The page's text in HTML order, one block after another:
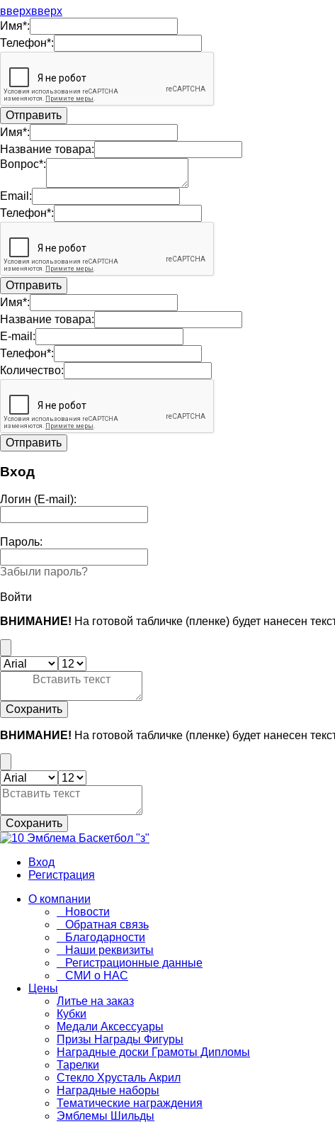
вверхвверх
Имя*:
Телефон*:
Имя*:
Название товара:
Вопрос*:
Email:
Телефон*:
Имя*:
Название товара:
E-mail:
Телефон*:
Количество:
Вход
Логин (E-mail):
Пароль:
Забыли пароль?
Войти
ВНИМАНИЕ! На готовой табличке (пленке) будет нанесен
Сохранить
ВНИМАНИЕ! На готовой табличке (пленке) будет нанесен
Сохранить
Вход
Регистрация
О компании
Новости
Обратная связь
Благодарности
Наши реквизиты
Регистрационные данные
СМИ о НАС
Цены
Литье на заказ
Кубки
Медали Аксессуары
Призы Награды Фигуры
Наградные доски Грамоты Дипломы
Тарелки
Стекло Хрусталь Акрил
Наградные наборы
Тематические награждения
Эмблемы Шильды